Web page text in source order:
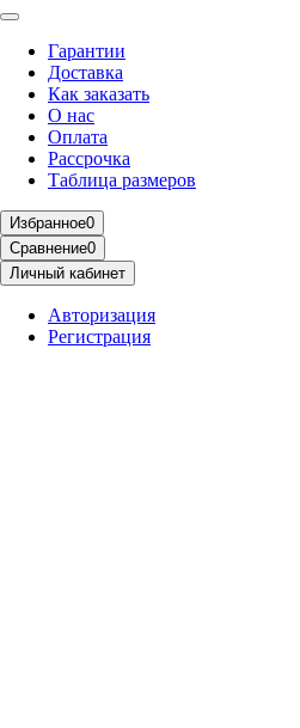
Гарантии
Доставка
Как заказать
О нас
Оплата
Рассрочка
Таблица размеров
Избранное0
Сравнение0
Личный кабинет
Авторизация
Регистрация